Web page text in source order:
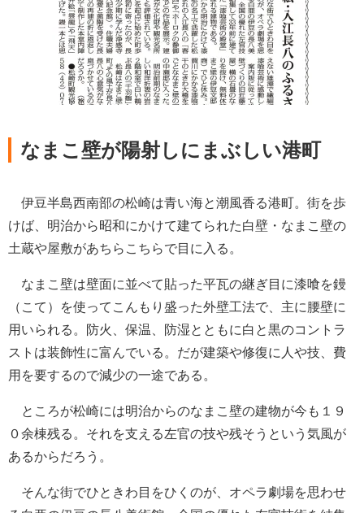
なまこ壁が陽射しにまぶしい港町
伊豆半島西南部の松崎は青い海と潮風香る港町。街を歩
けば、明治から昭和にかけて建てられた白壁・なまこ壁の
土蔵や屋敷があちらこちらで目に入る。
なまこ壁は壁面に並べて貼った平瓦の継ぎ目に漆喰を鏝
（こて）を使ってこんもり盛った外壁工法で、主に腰壁に
用いられる。防火、保温、防湿とともに白と黒のコントラ
ストは装飾性に富んでいる。だが建築や修復に人や技、費
用を要するので減少の一途である。
ところが松崎には明治からのなまこ壁の建物が今も１９
０余棟残る。それを支える左官の技や残そうという気風が
あるからだろう。
そんな街でひときわ目をひくのが、オペラ劇場を思わせ